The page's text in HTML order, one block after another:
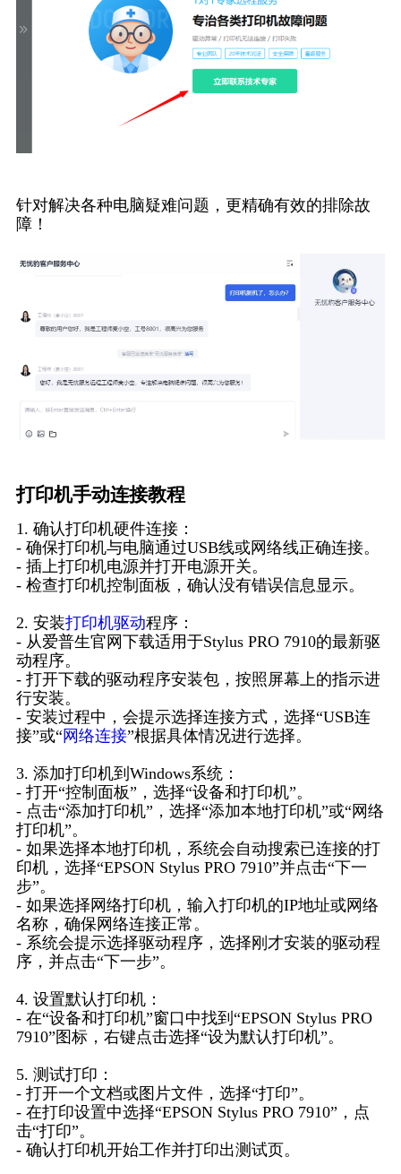
针对解决各种电脑疑难问题，更精确有效的排除故
障！
打印机手动连接教程
1. 确认打印机硬件连接：
- 确保打印机与电脑通过USB线或网络线正确连接。
- 插上打印机电源并打开电源开关。
- 检查打印机控制面板，确认没有错误信息显示。
2. 安装打印机驱动程序：
- 从爱普生官网下载适用于Stylus PRO 7910的最新驱
动程序。
- 打开下载的驱动程序安装包，按照屏幕上的指示进
行安装。
- 安装过程中，会提示选择连接方式，选择“USB连
接”或“网络连接”根据具体情况进行选择。
3. 添加打印机到Windows系统：
- 打开“控制面板”，选择“设备和打印机”。
- 点击“添加打印机”，选择“添加本地打印机”或“网络
打印机”。
- 如果选择本地打印机，系统会自动搜索已连接的打
印机，选择“EPSON Stylus PRO 7910”并点击“下一
步”。
- 如果选择网络打印机，输入打印机的IP地址或网络
名称，确保网络连接正常。
- 系统会提示选择驱动程序，选择刚才安装的驱动程
序，并点击“下一步”。
4. 设置默认打印机：
- 在“设备和打印机”窗口中找到“EPSON Stylus PRO
7910”图标，右键点击选择“设为默认打印机”。
5. 测试打印：
- 打开一个文档或图片文件，选择“打印”。
- 在打印设置中选择“EPSON Stylus PRO 7910”，点
击“打印”。
- 确认打印机开始工作并打印出测试页。